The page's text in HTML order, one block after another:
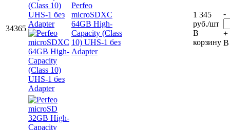
34365
Perfeo
microSDXC
64GB High-
Capacity (Class
10) UHS-1 без
Adapter
1 345
руб./шт
В
корзину
-
+
В